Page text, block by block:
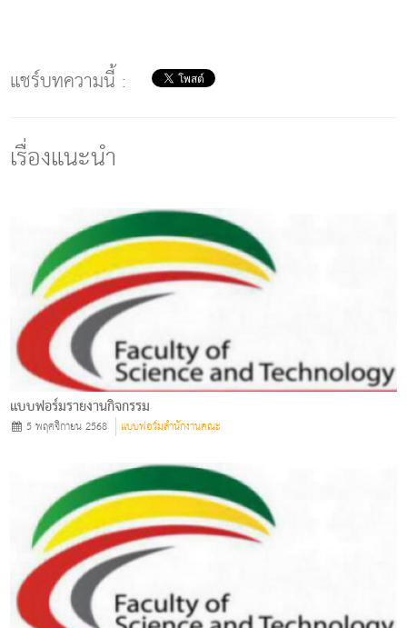
แชร์บทความนี้ :
เรื่องแนะนำ
แบบฟอร์มรายงานกิจกรรม
5 พฤศจิกายน 2568 แบบฟอร์มสำนักงานคณะ